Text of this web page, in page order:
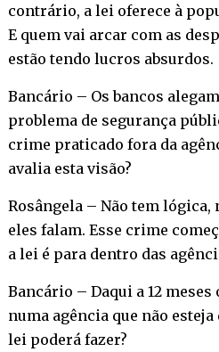
contrário, a lei oferece à
E quem vai arcar com as
estão tendo lucros absurdos.
Bancário – Os bancos
problema de segurança
crime praticado fora da
avalia esta visão?
Rosângela – Não tem lógica,
eles falam. Esse crime
a lei é para dentro das
Bancário – Daqui a 12
numa agência que não
lei poderá fazer?